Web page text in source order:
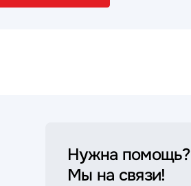
Нужна помощь?
Мы на связи!